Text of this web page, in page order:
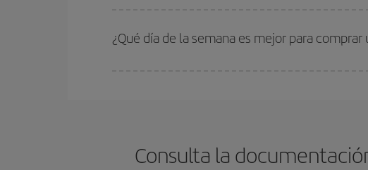
¿Qué día de la semana es mejor para
Consulta la